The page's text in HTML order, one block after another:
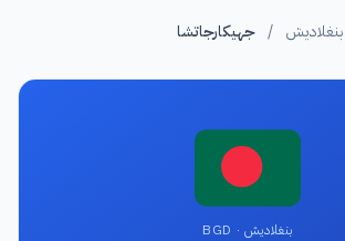
بنغلاديش / جهيكارجاتشا
بنغلاديش · BGD